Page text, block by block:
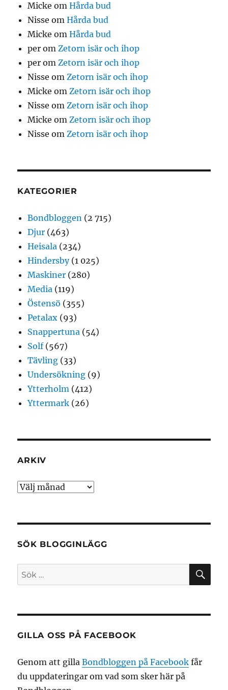
Micke omHårda bud
Nisse omHårda bud
Micke omHårda bud
per omZetorn isär och ihop
per omZetorn isär och ihop
Nisse omZetorn isär och ihop
Micke omZetorn isär och ihop
Nisse omZetorn isär och ihop
Micke omZetorn isär och ihop
Nisse omZetorn isär och ihop
KATEGORIER
Bondbloggen (2 715)
Djur (463)
Heisala (234)
Hindersby(1 025)
Maskiner (280)
Media (119)
Östensö (355)
Petalax (93)
Snappertuna (54)
Solf(567)
Tävling (33)
Undersökning (9)
Ytterholm (412)
Yttermark (26)
ARKIV
Arkiv
SÖK BLOGGINLÄGG
Sök
efter:
GILLA OSS PÅ FACEBOOK
Genom att gillaBondbloggen på Facebook får
du uppdateringar om vad som sker här på